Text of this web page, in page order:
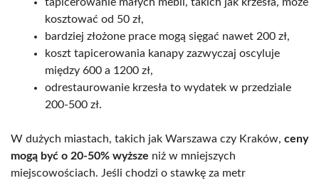
kosztować od 50 zł,
bardziej złożone prace mogą sięgać nawet 200 zł,
koszt tapicerowania kanapy zazwyczaj oscyluje
między 600 a 1200 zł,
odrestaurowanie krzesła to wydatek w przedziale
200-500 zł.
W dużych miastach, takich jak Warszawa czy Kraków, ceny
mogą być o 20-50% wyższe niż w mniejszych
miejscowościach. Jeśli chodzi o stawkę za metr